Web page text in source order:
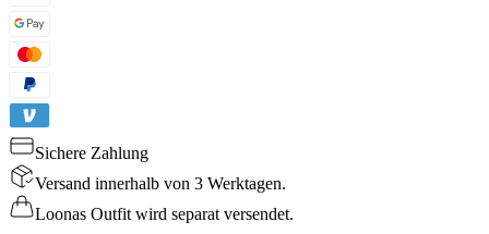
Sichere Zahlung
Versand innerhalb von 3 Werktagen.
Loonas Outfit wird separat versendet.